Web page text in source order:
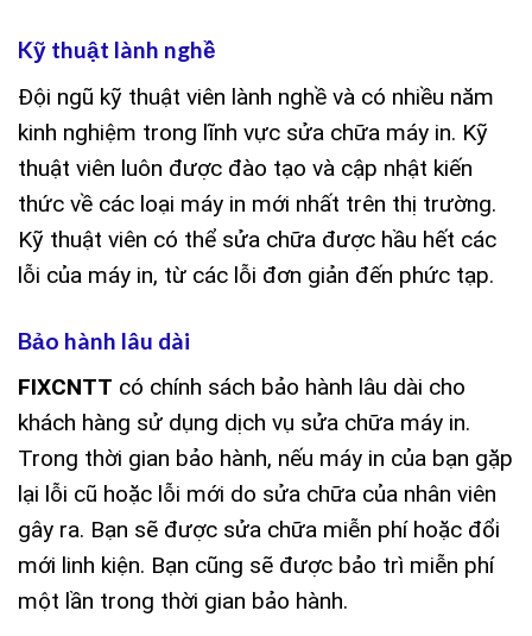
Kỹ thuật lành nghề
Đội ngũ kỹ thuật viên lành nghề và có nhiều năm
kinh nghiệm trong lĩnh vực sửa chữa máy in. Kỹ
thuật viên luôn được đào tạo và cập nhật kiến
thức về các loại máy in mới nhất trên thị trường.
Kỹ thuật viên có thể sửa chữa được hầu hết các
lỗi của máy in, từ các lỗi đơn giản đến phức tạp.
Bảo hành lâu dài
FIXCNTT có chính sách bảo hành lâu dài cho
khách hàng sử dụng dịch vụ sửa chữa máy in.
Trong thời gian bảo hành, nếu máy in của bạn gặp
lại lỗi cũ hoặc lỗi mới do sửa chữa của nhân viên
gây ra. Bạn sẽ được sửa chữa miễn phí hoặc đổi
mới linh kiện. Bạn cũng sẽ được bảo trì miễn phí
một lần trong thời gian bảo hành.